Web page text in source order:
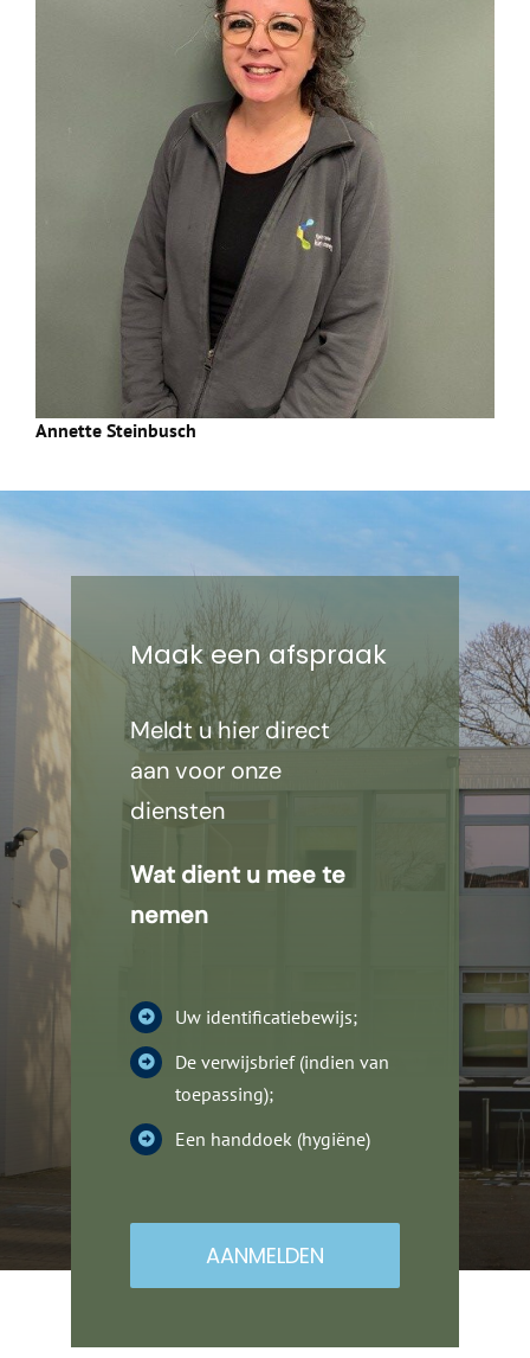
Annette Steinbusch
Maak een afspraak
Meldt u hier direct
aan voor onze
diensten
Wat dient u mee te
nemen
Uw identificatiebewijs;
De verwijsbrief (indien van
toepassing);
Een handdoek (hygiëne)
AANMELDEN